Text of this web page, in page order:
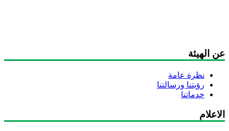
الهيئة
نظرة عامة
رؤيتنا ورسالتنا
خدماتنا